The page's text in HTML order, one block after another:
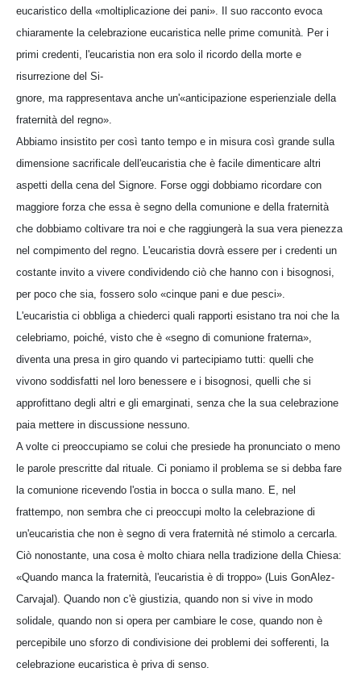
eucaristico della «moltiplicazione dei pani». Il suo racconto evoca
chiaramente la celebrazione eucaristica nelle prime comunità. Per i
primi credenti, l'eucaristia non era solo il ricordo della morte e
risurrezione del Si-
gnore, ma rappresentava anche un'«anticipazione esperienziale della
fraternità del regno».
Abbiamo insistito per così tanto tempo e in misura così grande sulla
dimensione sacrificale dell'eucaristia che è facile dimenticare altri
aspetti della cena del Signore. Forse oggi dobbiamo ricordare con
maggiore forza che essa è segno della comunione e della fraternità
che dobbiamo coltivare tra noi e che raggiungerà la sua vera pienezza
nel compimento del regno. L'eucaristia dovrà essere per i credenti un
costante invito a vivere condividendo ciò che hanno con i bisognosi,
per poco che sia, fossero solo «cinque pani e due pesci».
L'eucaristia ci obbliga a chiederci quali rapporti esistano tra noi che la
celebriamo, poiché, visto che è «segno di comunione fraterna»,
diventa una presa in giro quando vi partecipiamo tutti: quelli che
vivono soddisfatti nel loro benessere e i bisognosi, quelli che si
approfittano degli altri e gli emarginati, senza che la sua celebrazione
paia mettere in discussione nessuno.
A volte ci preoccupiamo se colui che presiede ha pronunciato o meno
le parole prescritte dal rituale. Ci poniamo il problema se si debba fare
la comunione ricevendo l'ostia in bocca o sulla mano. E, nel
frattempo, non sembra che ci preoccupi molto la celebrazione di
un'eucaristia che non è segno di vera fraternità né stimolo a cercarla.
Ciò nonostante, una cosa è molto chiara nella tradizione della Chiesa:
«Quando manca la fraternità, l'eucaristia è di troppo» (Luis GonAlez-
Carvajal). Quando non c'è giustizia, quando non si vive in modo
solidale, quando non si opera per cambiare le cose, quando non è
percepibile uno sforzo di condivisione dei problemi dei sofferenti, la
celebrazione eucaristica è priva di senso.